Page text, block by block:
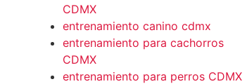
CDMX
entrenamiento canino cdmx
entrenamiento para cachorros
CDMX
entrenamiento para perros CDMX